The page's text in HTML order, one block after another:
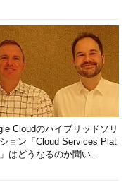
Cloudのハイブリッドソリ
ョン「Cloud Services Plat
はどうなるのか聞い...